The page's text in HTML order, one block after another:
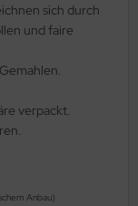
sich durch
und faire
verpackt.
Anbau)